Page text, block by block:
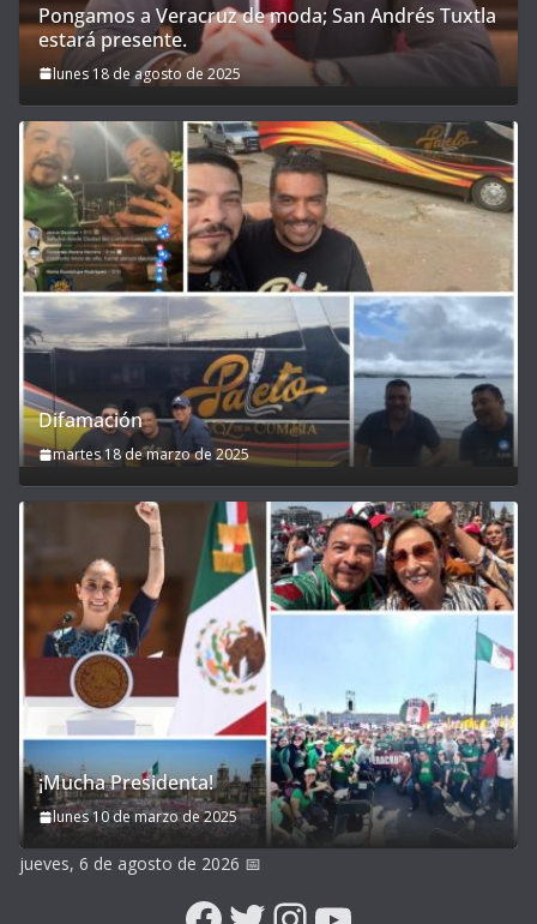
Pongamos a Veracruz de moda; San Andrés Tuxtla
estará presente.
lunes 18 de agosto de 2025
Difamación
martes 18 de marzo de 2025
¡Mucha Presidenta!
lunes 10 de marzo de 2025
jueves, 6 de agosto de 2026 📅